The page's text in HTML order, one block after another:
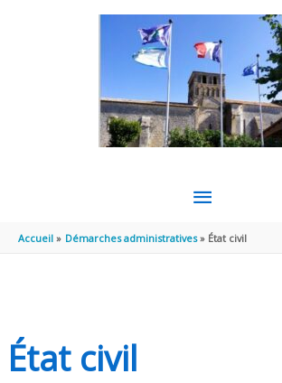
MENU
PRINCIPAL
Accueil Démarches administratives État civil
État civil